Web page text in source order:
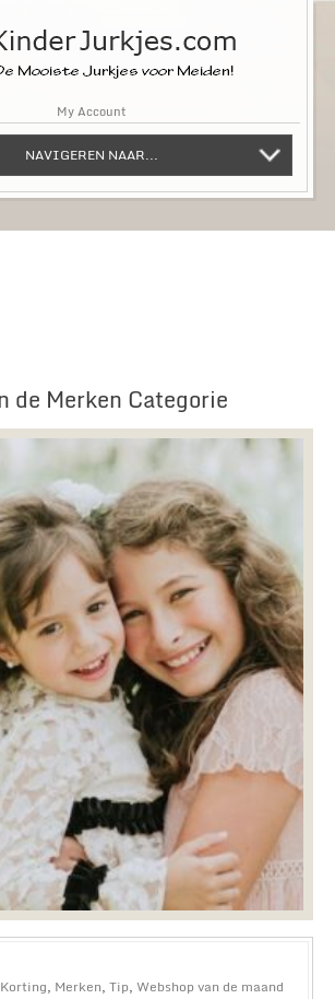
My Account
NAVIGEREN NAAR...
de Merken Categorie
Korting, Merken, Tip, Webshop van de maand